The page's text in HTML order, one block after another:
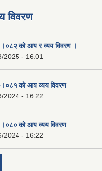
विवरण
को आय र व्यय विवरण ।
2025 - 16:01
को आय व्यय विवरण
2024 - 16:22
को आय व्यय विवरण
2024 - 16:22